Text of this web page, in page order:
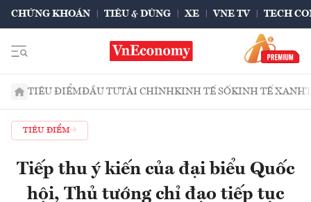
CHỨNG KHOÁN TIÊU & DÙNG XE VNE TV TECH
TIÊU ĐIỂMĐẦU TƯTÀI CHÍNHKINH TẾ SỐKINH TẾ XANH
TIÊU ĐIỂM
Tiếp thu ý kiến của đại biểu Quốc
hội, Thủ tướng chỉ đạo tiếp tục